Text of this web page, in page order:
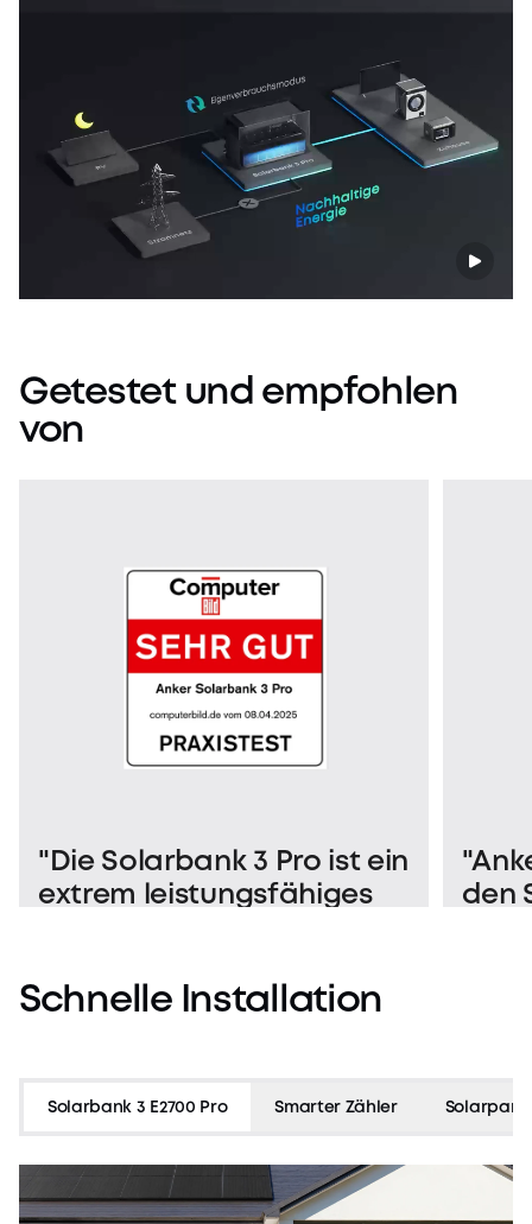
Getestet und empfohlen
von
"Die Solarbank 3 Pro ist ein
extrem leistungsfähiges
den
Schnelle Installation
Solarbank 3 E2700 Pro Smarter Zähler